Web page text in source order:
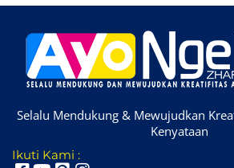
Selalu Mendukung & Mewujudkan
Kenyataan
Ikuti Kami :